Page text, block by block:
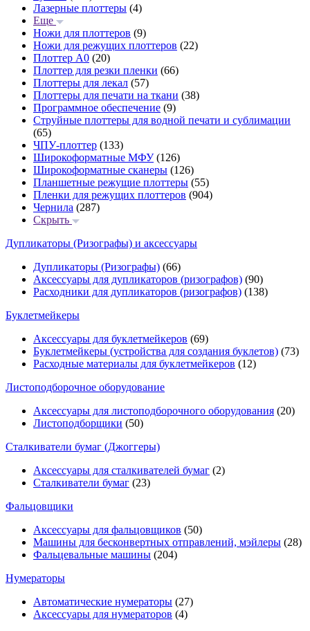
Лазерные плоттеры (4)
Еще
Ножи для плоттеров (9)
Ножи для режущих плоттеров (22)
Плоттер А0 (20)
Плоттер для резки пленки (66)
Плоттеры для лекал (57)
Плоттеры для печати на ткани (38)
Программное обеспечение (9)
Струйные плоттеры для водной печати и сублимации
(65)
ЧПУ-плоттер (133)
Широкоформатные МФУ(126)
Широкоформатные сканеры (126)
Планшетные режущие плоттеры (55)
Пленки для режущих плоттеров (904)
Чернила (287)
Скрыть
Дупликаторы (Ризографы) и аксессуары
Дупликаторы (Ризографы) (66)
Аксессуары для дупликаторов (ризографов) (90)
Расходники для дупликаторов (ризографов) (138)
Буклетмейкеры
Аксессуары для буклетмейкеров (69)
Буклетмейкеры (устройства для создания буклетов) (73)
Расходные материалы для буклетмейкеров (12)
Листоподборочное оборудование
Аксессуары для листоподборочного оборудования (20)
Листоподборщики (50)
Сталкиватели бумаг (Джоггеры)
Аксессуары для сталкивателей бумаг (2)
Сталкиватели бумаг (23)
Фальцовщики
Аксессуары для фальцовщиков (50)
Машины для бесконвертных отправлений, мэйлеры (28)
Фальцевальные машины (204)
Нумераторы
Автоматические нумераторы (27)
Аксессуары для нумераторов (4)